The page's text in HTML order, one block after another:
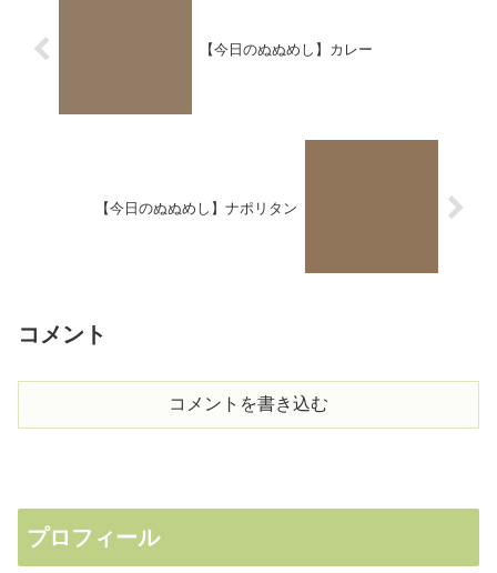
【今日のぬぬめし】カレー
【今日のぬぬめし】ナポリタン
コメント
コメントを書き込む
プロフィール